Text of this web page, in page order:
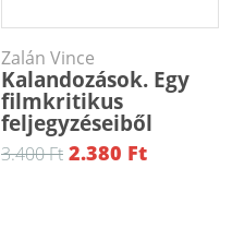
Zalán Vince
Kalandozások. Egy
filmkritikus
feljegyzéseiből
3.400 Ft 2.380 Ft